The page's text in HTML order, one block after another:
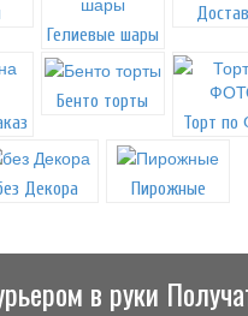
Гелиевые шары
Бенто торты
Торт по
Декора Пирожные
в руки